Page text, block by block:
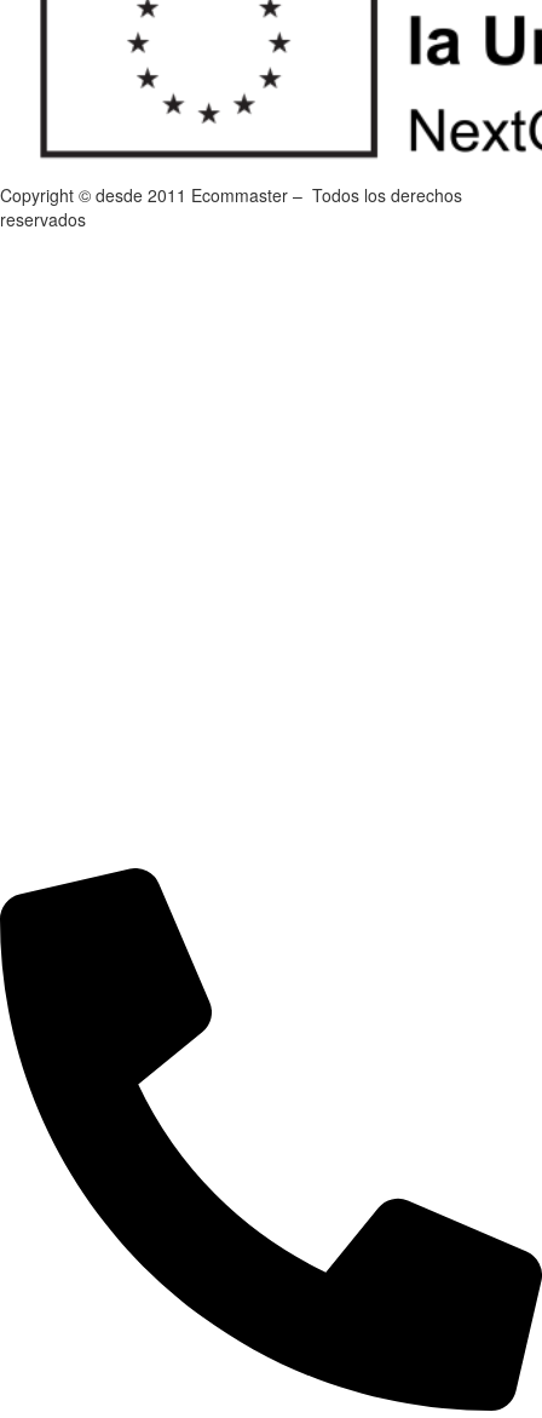
Copyright © desde 2011 Ecommaster – Todos los derechos
reservados